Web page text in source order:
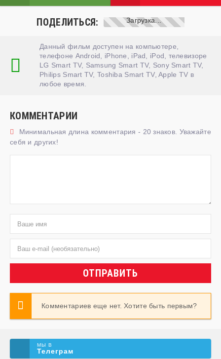
ПОДЕЛИТЬСЯ:
Данный фильм доступен на компьютере,
телефоне Android, iPhone, iPad, iPod, телевизоре
LG Smart TV, Samsung Smart TV, Sony Smart TV,
Philips Smart TV, Toshiba Smart TV, Apple TV в
любое время.
КОММЕНТАРИИ
Минимальная длина комментария - 20 знаков. Уважайте
себя и других!
ОТПРАВИТЬ
Комментариев еще нет. Хотите быть первым?
МЫ В
Телеграм